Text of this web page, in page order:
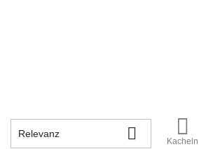
Relevanz  
Kacheln